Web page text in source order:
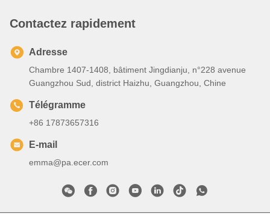
Contactez rapidement
Adresse
Chambre 1407-1408, bâtiment Jingdianju, n°228 avenue
Guangzhou Sud, district Haizhu, Guangzhou, Chine
Télégramme
+86 17873657316
E-mail
emma@pa.ecer.com